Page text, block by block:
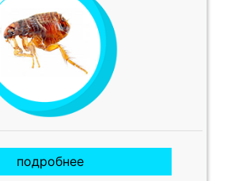
подробнее